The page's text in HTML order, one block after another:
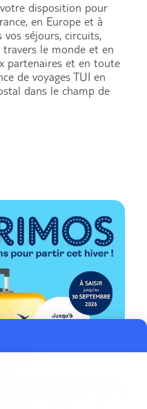
disposition pour
en Europe et à
séjours, circuits,
le monde et en
partenaires et en toute
de voyages TUI en
dans le champ de